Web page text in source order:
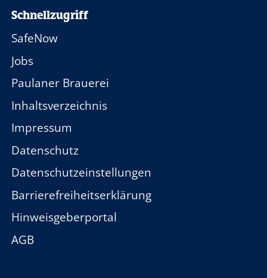
Schnellzugriff
SafeNow
Jobs
Paulaner Brauerei
Inhaltsverzeichnis
Impressum
Datenschutz
Datenschutzeinstellungen
Barrierefreiheitserklärung
Hinweisgeberportal
AGB